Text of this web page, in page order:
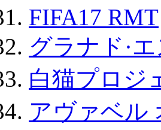
FIFA17 RMT
グラナド·
白猫プロジ
アヴァベル